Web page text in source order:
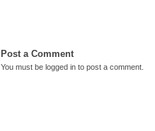
Post a Comment
You must be logged in to post a comment.